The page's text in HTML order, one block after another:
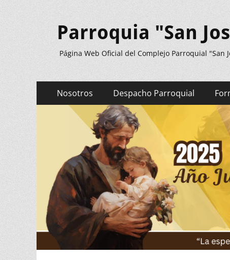
Parroquia "San
Página Web Oficial del Complejo Parroquial "San
Menú
principal
contenido
Nosotros Despacho Parroquial